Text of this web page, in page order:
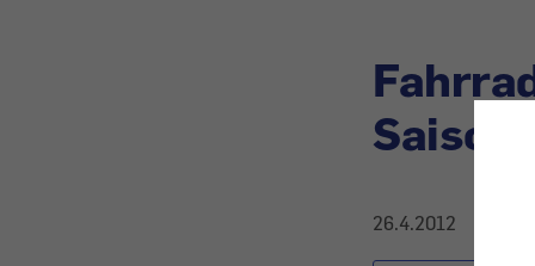
Saison
26.4.2012